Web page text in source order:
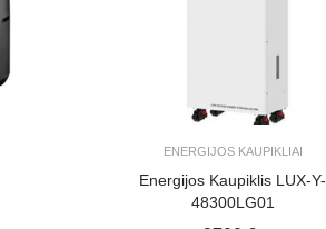
ENERGIJOS KAUPIKLIAI
Energijos Kaupiklis LUX-Y-
48300LG01